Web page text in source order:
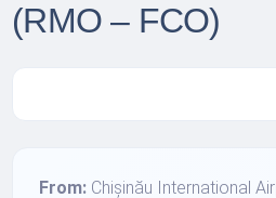
(RMO – FCO)
From: Chișinău International